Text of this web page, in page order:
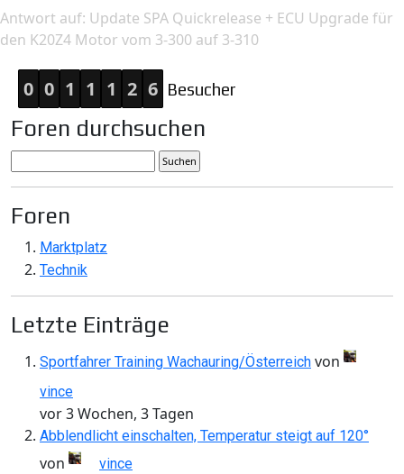
Antwort auf: Update SPA Quickrelease + ECU Upgrade für
den K20Z4 Motor vom 3-300 auf 3-310
0 0 1 1 1 2 6 Besucher
Foren durchsuchen
Foren
Marktplatz
Technik
Letzte Einträge
Sportfahrer Training Wachauring/Österreich von
vince
vor 3 Wochen, 3 Tagen
Abblendlicht einschalten, Temperatur steigt auf 120°
von vince